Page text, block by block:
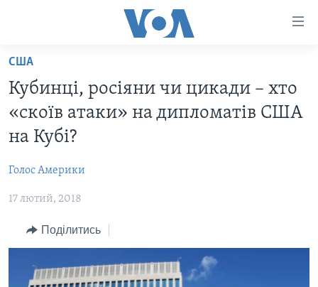
Перейти
матеріалу
Перейти
меню
сторінки
до
ГОЛОВНА
АКТУАЛЬНО
СВІТ
УКРАЇНА
ВІЙНА - ЦЕ ОСОБИСТЕ
УКРАЇНЦІ У СВІТІ
ЗДОРОВ'Я
АНАЛІТИКА
АДМІНІСТРАЦІЯ ПРЕЗИДЕНТА ТРАМПА: ПЕРШІ 100
ДНІВ
ІНТЕРВ'Ю
США
Кубинці, росіяни чи цикади – хто
«скоїв атаки» на дипломатів США
на Кубі?
Голос Америки
17 лютий, 2018
Поділитись